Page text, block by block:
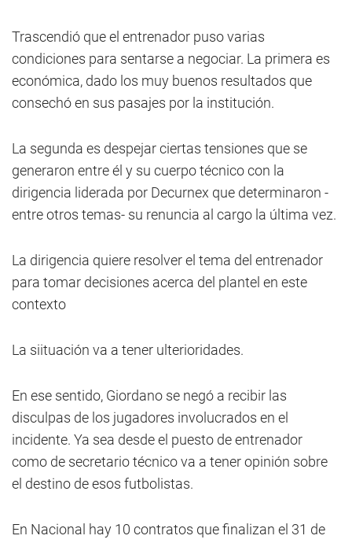
Trascendió que el entrenador puso varias
condiciones para sentarse a negociar. La primera es
económica, dado los muy buenos resultados que
consechó en sus pasajes por la institución.
La segunda es despejar ciertas tensiones que se
generaron entre él y su cuerpo técnico con la
dirigencia liderada por Decurnex que determinaron -
entre otros temas- su renuncia al cargo la última vez.
La dirigencia quiere resolver el tema del entrenador
para tomar decisiones acerca del plantel en este
contexto
La siituación va a tener ulterioridades.
En ese sentido, Giordano se negó a recibir las
disculpas de los jugadores involucrados en el
incidente. Ya sea desde el puesto de entrenador
como de secretario técnico va a tener opinión sobre
el destino de esos futbolistas.
En Nacional hay 10 contratos que finalizan el 31 de